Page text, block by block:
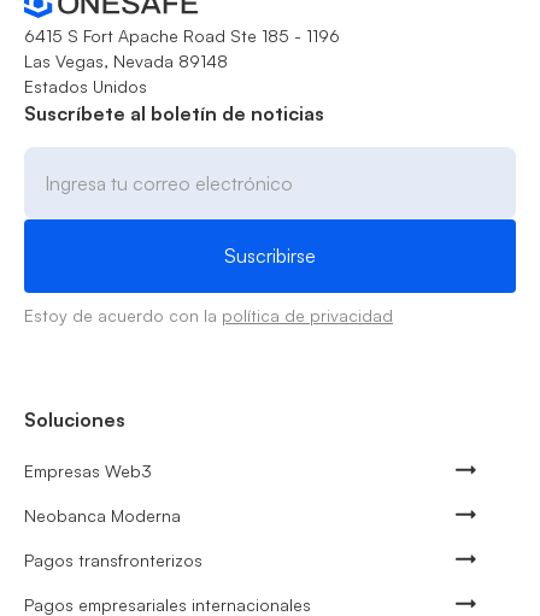
6415 S Fort Apache Road Ste 185 - 1196
Las Vegas, Nevada 89148
Estados Unidos
Suscríbete al boletín de noticias
Estoy de acuerdo con la política de privacidad
Soluciones
Empresas Web3
Neobanca Moderna
Pagos transfronterizos
Pagos empresariales internacionales